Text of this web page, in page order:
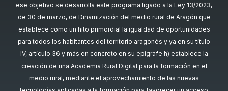
ese objetivo se desarrolla este programa ligado a la Ley 13/2023,
de 30 de marzo, de Dinamización del medio rural de Aragón que
establece como un hito primordial la igualdad de oportunidades
para todos los habitantes del territorio aragonés y ya en su título
IV, artículo 36 y más en concreto en su epígrafe h) establece la
creación de una Academia Rural Digital para la formación en el
medio rural, mediante el aprovechamiento de las nuevas